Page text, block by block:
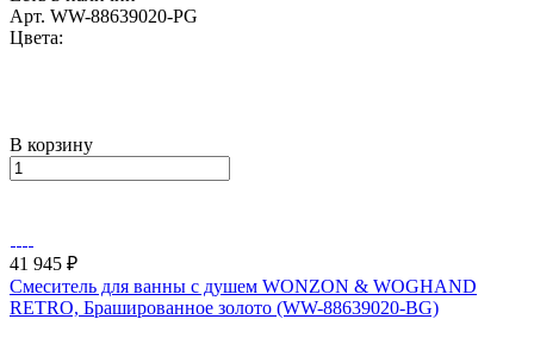
Арт. WW-88639020-PG
Цвета:
В корзину
41 945 ₽
Смеситель для ванны с душем WONZON & WOGHAND
RETRO, Брашированное золото (WW-88639020-BG)